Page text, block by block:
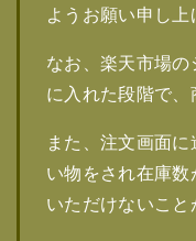
ようお願い申し上
なお、楽天市場の
に入れた段階で、
また、注文画面
い物をされ在庫数
いただけないこと